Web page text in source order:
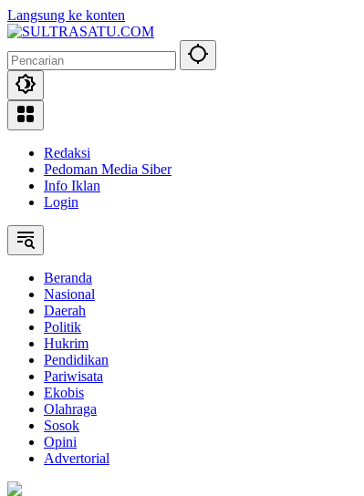
Langsung ke konten
Redaksi
Pedoman Media Siber
Info Iklan
Login
Beranda
Nasional
Daerah
Politik
Hukrim
Pendidikan
Pariwisata
Ekobis
Olahraga
Sosok
Opini
Advertorial